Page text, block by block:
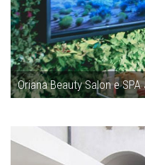
Oriana Beauty Salon e SPA